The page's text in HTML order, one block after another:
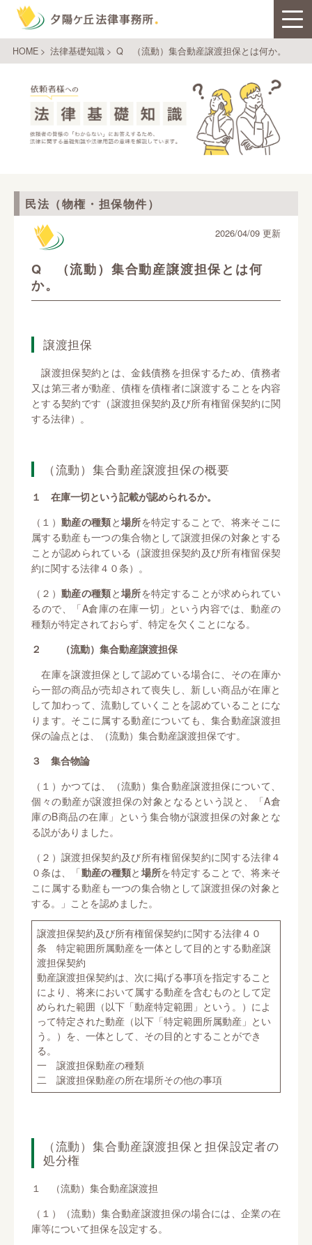
HOME> 法律基礎知識> Q （流動）集合動産譲渡担保とは何か。
民法（物権・担保物件）
Q （流動）集合動産譲渡担保とは何
か。
2026/04/09 更新
譲渡担保
譲渡担保契約とは、金銭債務を担保するため、債務者
又は第三者が動産、債権を債権者に譲渡することを内容
とする契約です（譲渡担保契約及び所有権留保契約に関
する法律）。
（流動）集合動産譲渡担保の概要
１ 在庫一切という記載が認められるか。
（１） 動産の種類と場所を特定することで、将来そこに
属する動産も一つの集合物として譲渡担保の対象とする
ことが認められている（譲渡担保契約及び所有権留保契
約に関する法律４０条）。
（２） 動産の種類と場所を特定することが求められてい
るので、「A倉庫の在庫一切」という内容では、動産の
種類が特定されておらず、特定を欠くことになる。
２ （流動）集合動産譲渡担保
在庫を譲渡担保として認めている場合に、その在庫か
ら一部の商品が売却されて喪失し、新しい商品が在庫と
して加わって、流動していくことを認めていることにな
ります。そこに属する動産についても、集合動産譲渡担
保の論点とは、（流動）集合動産譲渡担保です。
３ 集合物論
（１）かつては、（流動）集合動産譲渡担保について、
個々の動産が譲渡担保の対象となるという説と、「A倉
庫のB商品の在庫」という集合物が譲渡担保の対象とな
る説がありました。
（２）譲渡担保契約及び所有権留保契約に関する法律４
０条は、「動産の種類と 場所を特定することで、将来そ
こに属する動産も一つの集合物として譲渡担保の対象と
する。」ことを認めました。
譲渡担保契約及び所有権留保契約に関する法律４０
条 特定範囲所属動産を一体として目的とする動産譲
渡担保契約
動産譲渡担保契約は、次に掲げる事項を指定すること
により、将来において属する動産を含むものとして定
められた範囲（以下「動産特定範囲」という。）によ
って特定された動産（以下「特定範囲所属動産」とい
う。）を、一体として、その目的とすることができ
る。
一 譲渡担保動産の種類
二 譲渡担保動産の所在場所その他の事項
（流動）集合動産譲渡担保と担保設定者の
処分権
１ （流動）集合動産譲渡担
（１）（流動）集合動産譲渡担保の場合には、企業の在
庫等について担保を設定する。